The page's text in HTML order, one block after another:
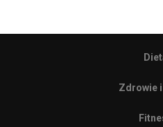
Zdrowie